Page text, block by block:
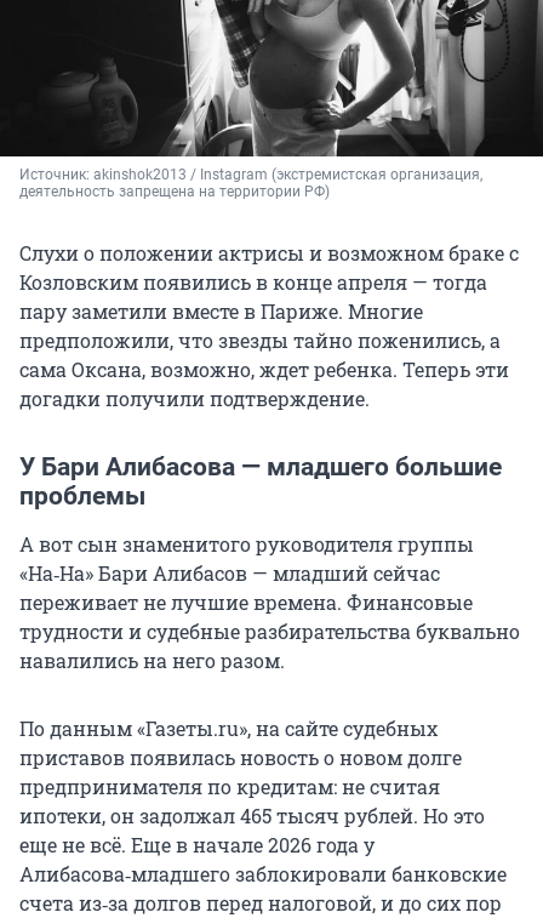
Источник: akinshok2013 / Instagram (экстремистская организация,
деятельность запрещена на территории РФ)
Слухи о положении актрисы и возможном браке с
Козловским появились в конце апреля — тогда
пару заметили вместе в Париже. Многие
предположили, что звезды тайно поженились, а
сама Оксана, возможно, ждет ребенка. Теперь эти
догадки получили подтверждение.
У Бари Алибасова — младшего большие
проблемы
А вот сын знаменитого руководителя группы
«На‑На» Бари Алибасов — младший сейчас
переживает не лучшие времена. Финансовые
трудности и судебные разбирательства буквально
навалились на него разом.
По данным «Газеты.ru», на сайте судебных
приставов появилась новость о новом долге
предпринимателя по кредитам: не считая
ипотеки, он задолжал 465 тысяч рублей. Но это
еще не всё. Еще в начале 2026 года у
Алибасова‑младшего заблокировали банковские
счета из‑за долгов перед налоговой, и до сих пор